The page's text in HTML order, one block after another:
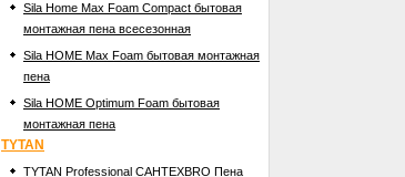
Sila Home Max Foam Compact бытовая
монтажная пена всесезонная
Sila HOME Max Foam бытовая монтажная
пена
Sila HOME Optimum Foam бытовая
монтажная пена
TYTAN
TYTAN Professional САНТЕХBRO Пена